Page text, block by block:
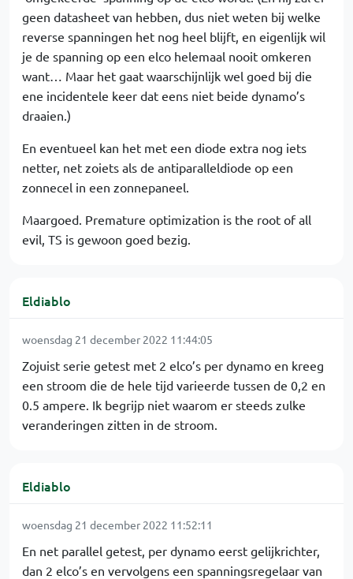
geen datasheet van hebben, dus niet weten bij welke
reverse spanningen het nog heel blijft, en eigenlijk wil
je de spanning op een elco helemaal nooit omkeren
want… Maar het gaat waarschijnlijk wel goed bij die
ene incidentele keer dat eens niet beide dynamo’s
draaien.)
En eventueel kan het met een diode extra nog iets
netter, net zoiets als de antiparalleldiode op een
zonnecel in een zonnepaneel.
Maargoed. Premature optimization is the root of all
evil, TS is gewoon goed bezig.
Eldiablo
woensdag 21 december 2022 11:44:05
Zojuist serie getest met 2 elco’s per dynamo en kreeg
een stroom die de hele tijd varieerde tussen de 0,2 en
0.5 ampere. Ik begrijp niet waarom er steeds zulke
veranderingen zitten in de stroom.
Eldiablo
woensdag 21 december 2022 11:52:11
En net parallel getest, per dynamo eerst gelijkrichter,
dan 2 elco’s en vervolgens een spanningsregelaar van